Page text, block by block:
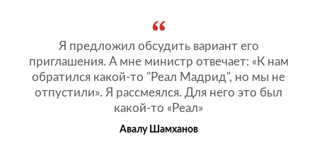
Я предложил обсудить вариант его
приглашения. А мне министр отвечает: «К нам
обратился какой-то "Реал Мадрид", но мы не
отпустили». Я рассмеялся. Для него это был
какой-то «Реал»
Авалу Шамханов